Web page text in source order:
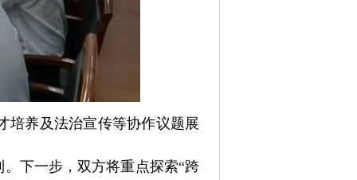
培养及法治宣传等协作议题展
下一步，双方将重点探索“跨